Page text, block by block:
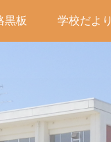
黒板 学校だより